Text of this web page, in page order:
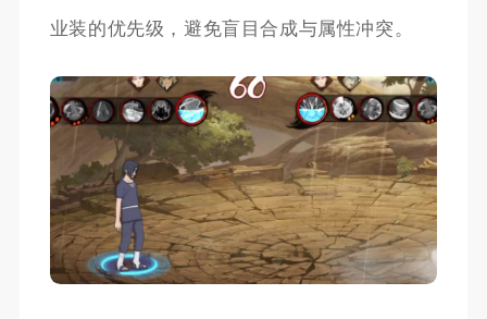
业装的优先级，避免盲目合成与属性冲突。